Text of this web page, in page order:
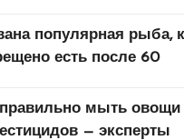
популярная рыба,
есть после 60
правильно мыть
— эксперты